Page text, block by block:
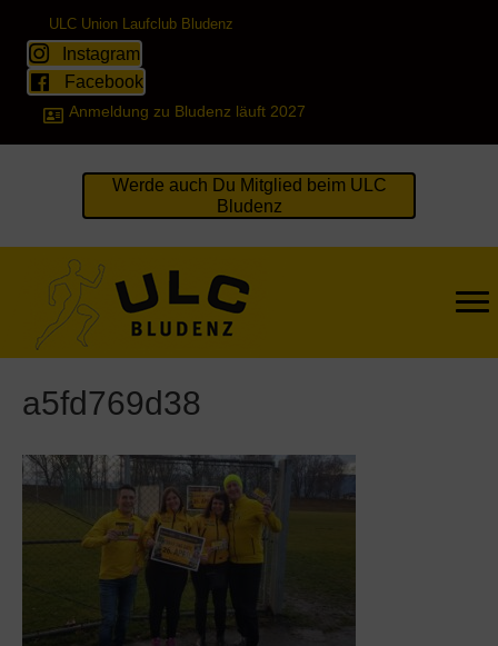
ULC Union Laufclub Bludenz
Instagram
Facebook
Anmeldung zu Bludenz läuft 2027
Werde auch Du Mitglied beim ULC
Bludenz
a5fd769d38